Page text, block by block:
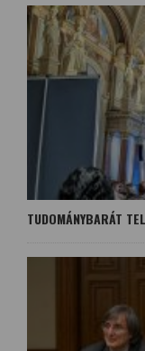
TUDOMÁNYBARÁT